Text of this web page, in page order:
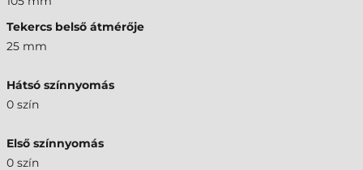
Tekercs belső átmérője
25 mm
Hátsó színnyomás
0 szín
Első színnyomás
0 szín